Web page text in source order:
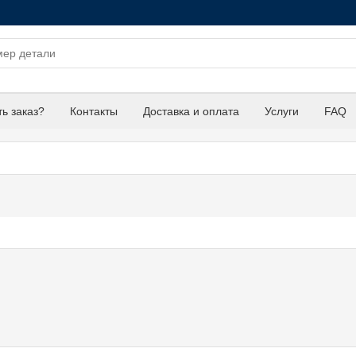
заказ? Контакты Доставка и оплата Услуги FAQ